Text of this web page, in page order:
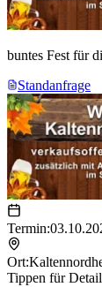
buntes Fest für
Standanfrage
Termin:
Ort:
Tippen für